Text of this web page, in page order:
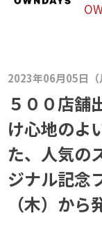
2023年06月05日（
５００店舗
け心地のよ
た、人気の
ジナル記念
（木）か